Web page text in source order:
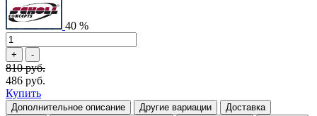
40 %
810 руб.
486 руб.
Купить
Дополнительное описание Другие вариации
Доставка